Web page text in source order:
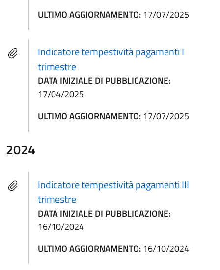
ULTIMO AGGIORNAMENTO: 17/07/2025
Indicatore tempestività pagamenti I
trimestre
DATA INIZIALE DI PUBBLICAZIONE:
17/04/2025
ULTIMO AGGIORNAMENTO: 17/07/2025
2024
Indicatore tempestività pagamenti III
trimestre
DATA INIZIALE DI PUBBLICAZIONE:
16/10/2024
ULTIMO AGGIORNAMENTO: 16/10/2024